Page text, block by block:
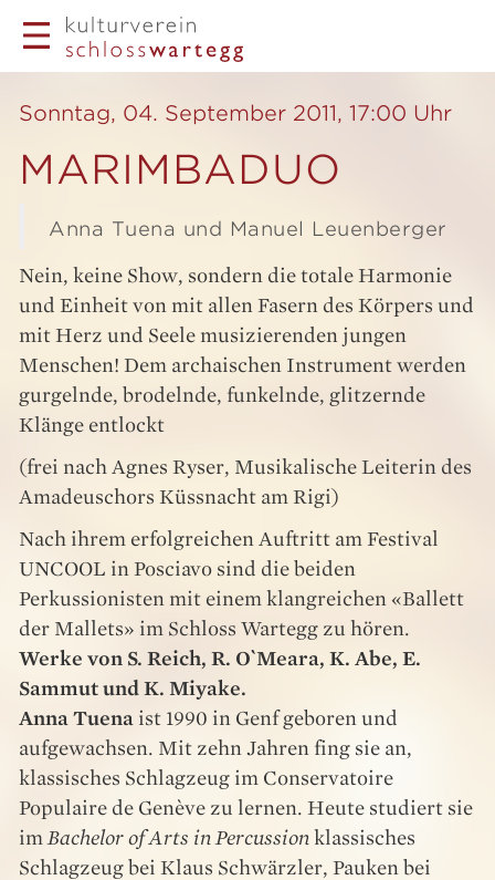
Sonntag, 04. September 2011, 17:00 Uhr
MARIMBADUO
Anna Tuena und Manuel Leuenberger
Nein, keine Show, sondern die totale Harmonie
und Einheit von mit allen Fasern des Körpers und
mit Herz und Seele musizierenden jungen
Menschen! Dem archaischen Instrument werden
gurgelnde, brodelnde, funkelnde, glitzernde
Klänge entlockt
(frei nach Agnes Ryser, Musikalische Leiterin des
Amadeuschors Küssnacht am Rigi)
Nach ihrem erfolgreichen Auftritt am Festival
UNCOOL in Posciavo sind die beiden
Perkussionisten mit einem klangreichen «Ballett
der Mallets» im Schloss Wartegg zu hören.
Werke von S. Reich, R. O`Meara, K. Abe, E.
Sammut und K. Miyake.
Anna Tuena ist 1990 in Genf geboren und
aufgewachsen. Mit zehn Jahren fing sie an,
klassisches Schlagzeug im Conservatoire
Populaire de Genève zu lernen. Heute studiert sie
imBachelor of Arts in Percussion klassisches
Schlagzeug bei Klaus Schwärzler, Pauken bei